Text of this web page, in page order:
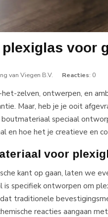
plexiglas voor
van Viegen B.V. Reacties: 0
zelven, ontwerpen, en
Maar, heb je je ooit
speciaal
en hoe het je creatieve en
voor
kant op gaan, laten we
is specifiek ontworpen om
traditionele
reacties aangaan